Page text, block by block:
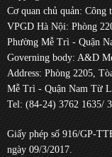
Cơ quan chủ quản: Công
VPGD Hà Nội: Phòng
Phường Mễ Trì - Quận
Governing body: A&D
Address: Phòng 2205,
Mễ Trì - Quận Nam Từ
Tel: (84-24) 3762 1635/
Giấy phép số 916/GP-
ngày 09/3/2017.